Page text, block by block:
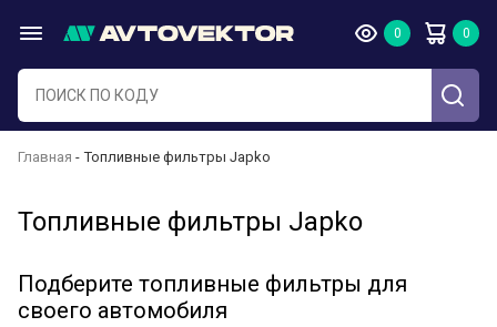
Главная Топливные фильтры Japko
Топливные фильтры Japko
Подберите топливные фильтры для
своего автомобиля